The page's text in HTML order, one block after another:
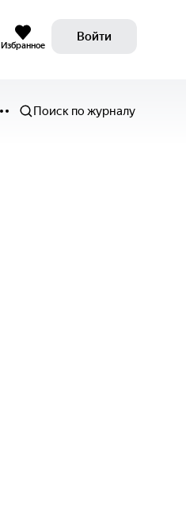
Избранное
Войти
Поиск по журналу